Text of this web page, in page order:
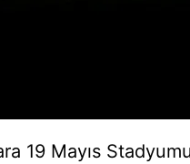
19 Mayıs